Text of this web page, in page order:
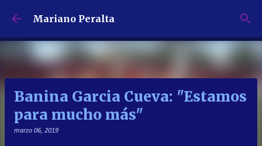
Ir al contenido principal
Mariano Peralta
Banina Garcia Cueva: "Estamos
para mucho más"
marzo 06, 2019